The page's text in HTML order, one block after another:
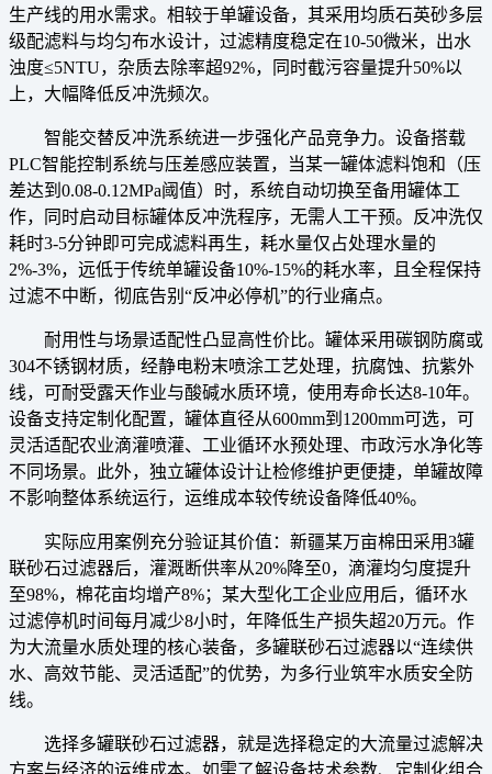
生产线的用水需求。相较于单罐设备，其采用均质石英砂多层
级配滤料与均匀布水设计，过滤精度稳定在10-50微米，出水
浊度≤5NTU，杂质去除率超92%，同时截污容量提升50%以
上，大幅降低反冲洗频次。
智能交替反冲洗系统进一步强化产品竞争力。设备搭载
PLC智能控制系统与压差感应装置，当某一罐体滤料饱和（压
差达到0.08-0.12MPa阈值）时，系统自动切换至备用罐体工
作，同时启动目标罐体反冲洗程序，无需人工干预。反冲洗仅
耗时3-5分钟即可完成滤料再生，耗水量仅占处理水量的
2%-3%，远低于传统单罐设备10%-15%的耗水率，且全程保持
过滤不中断，彻底告别“反冲必停机”的行业痛点。
耐用性与场景适配性凸显高性价比。罐体采用碳钢防腐或
304不锈钢材质，经静电粉末喷涂工艺处理，抗腐蚀、抗紫外
线，可耐受露天作业与酸碱水质环境，使用寿命长达8-10年。
设备支持定制化配置，罐体直径从600mm到1200mm可选，可
灵活适配农业滴灌喷灌、工业循环水预处理、市政污水净化等
不同场景。此外，独立罐体设计让检修维护更便捷，单罐故障
不影响整体系统运行，运维成本较传统设备降低40%。
实际应用案例充分验证其价值：新疆某万亩棉田采用3罐
联砂石过滤器后，灌溉断供率从20%降至0，滴灌均匀度提升
至98%，棉花亩均增产8%；某大型化工企业应用后，循环水
过滤停机时间每月减少8小时，年降低生产损失超20万元。作
为大流量水质处理的核心装备，多罐联砂石过滤器以“连续供
水、高效节能、灵活适配”的优势，为多行业筑牢水质安全防
线。
选择多罐联砂石过滤器，就是选择稳定的大流量过滤解决
方案与经济的运维成本。如需了解设备技术参数、定制化组合